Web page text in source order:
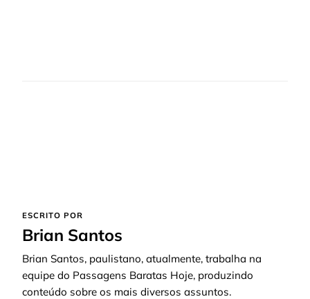
ESCRITO POR
Brian Santos
Brian Santos, paulistano, atualmente, trabalha na
equipe do Passagens Baratas Hoje, produzindo
conteúdo sobre os mais diversos assuntos.